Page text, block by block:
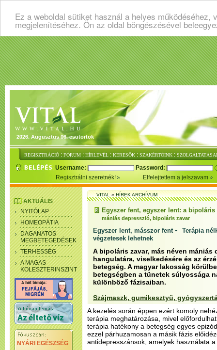
Ez a weboldal sütiket használ a helyes
megjelenítéséhez. Ön az oldal böngészésével
2026. Augusztus 06. csütörtök
REGISZTRÁCIÓ : FÓRUM : HÍRLEVÉL : KERESŐK : SZAKÉRTŐINK :
Username:
Password:
Regisztrálni szeretnék!
Elfelejtettem a jelszavam
AKTUÁLIS
NYITÓLAP
HOMEOPÁTIA
DAGANATOS
MEGBETEGEDÉSEK
TERHESSÉG
A MAGAS
KOLESZTERINSZINT
NYÁRI EGÉSZSÉG
VITAL»HÍREK ARCHÍVUM
Egyszer fent, egyszer lent: a bipoláris
mániás depresszió, bipoláris zavar
Egyszer lent, másszor fent -
Terápia
végzetesek lehetnek
A bipoláris zavar, más néven mániás
hangulatára, viselkedésére és az
betegség. A magyar lakosság
betegségben a tünetek súlyossága
különböző fázisaiban.
Szájmaszk, gumikesztyű,
A kezelés során éppen ezért komoly
terápia meghatározása, mivel
terápia hatékony a betegség egyes
ezzel párhuzamosan a másik fázis
antidepresszánsok, amelyek használata